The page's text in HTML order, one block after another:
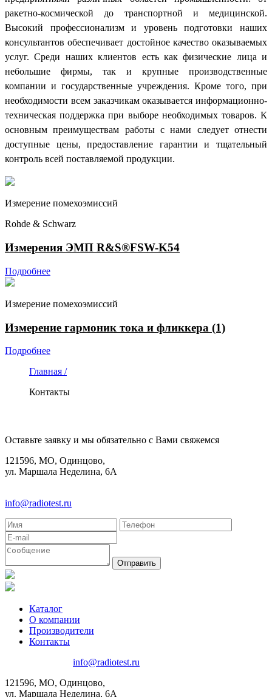
ракетно-космической до транспортной и медицинской.
Высокий профессионализм и уровень подготовки наших
консультантов обеспечивает достойное качество оказываемых
услуг. Среди наших клиентов есть как физические лица и
небольшие фирмы, так и крупные производственные
компании и государственные учреждения. Кроме того, при
необходимости всем заказчикам оказывается информационно-
техническая поддержка при выборе необходимых товаров. К
основным преимуществам работы с нами следует отнести
доступные цены, предоставление гарантии и тщательный
контроль всей поставляемой продукции.
Измерение помехоэмиссий
Rohde & Schwarz
Измерения ЭМП R&S®FSW-K54
Подробнее
Измерение помехоэмиссий
Измерение гармоник тока и фликкера (1)
Подробнее
Главная /
Контакты
Оставьте заявку и мы обязательно с Вами свяжемся
121596, МО, Одинцово,
ул. Маршала Неделина, 6А
info@radiotest.ru
Каталог
О компании
Производители
Контакты
info@radiotest.ru
121596, МО, Одинцово,
ул. Маршала Неделина, 6А